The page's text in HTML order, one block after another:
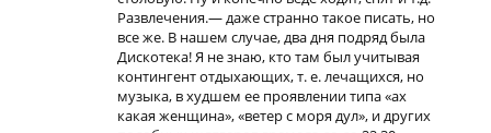
Развлечения.— даже странно такое писать, но
все же. В нашем случае, два дня подряд была
Дискотека! Я не знаю, кто там был учитывая
контингент отдыхающих, т. е. лечащихся, но
музыка, в худшем ее проявлении типа «ах
какая женщина», «ветер с моря дул», и других